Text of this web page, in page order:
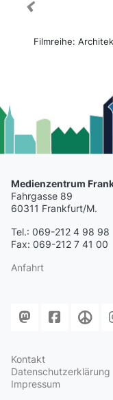
Filmreihe:
Medienzentrum
Fahrgasse 89
60311 Frankfurt/M.
Tel.: 069-212 4 98 98
Fax: 069-212 7 41 00
Anfahrt
Kontakt
Datenschutzerklärung
Impressum